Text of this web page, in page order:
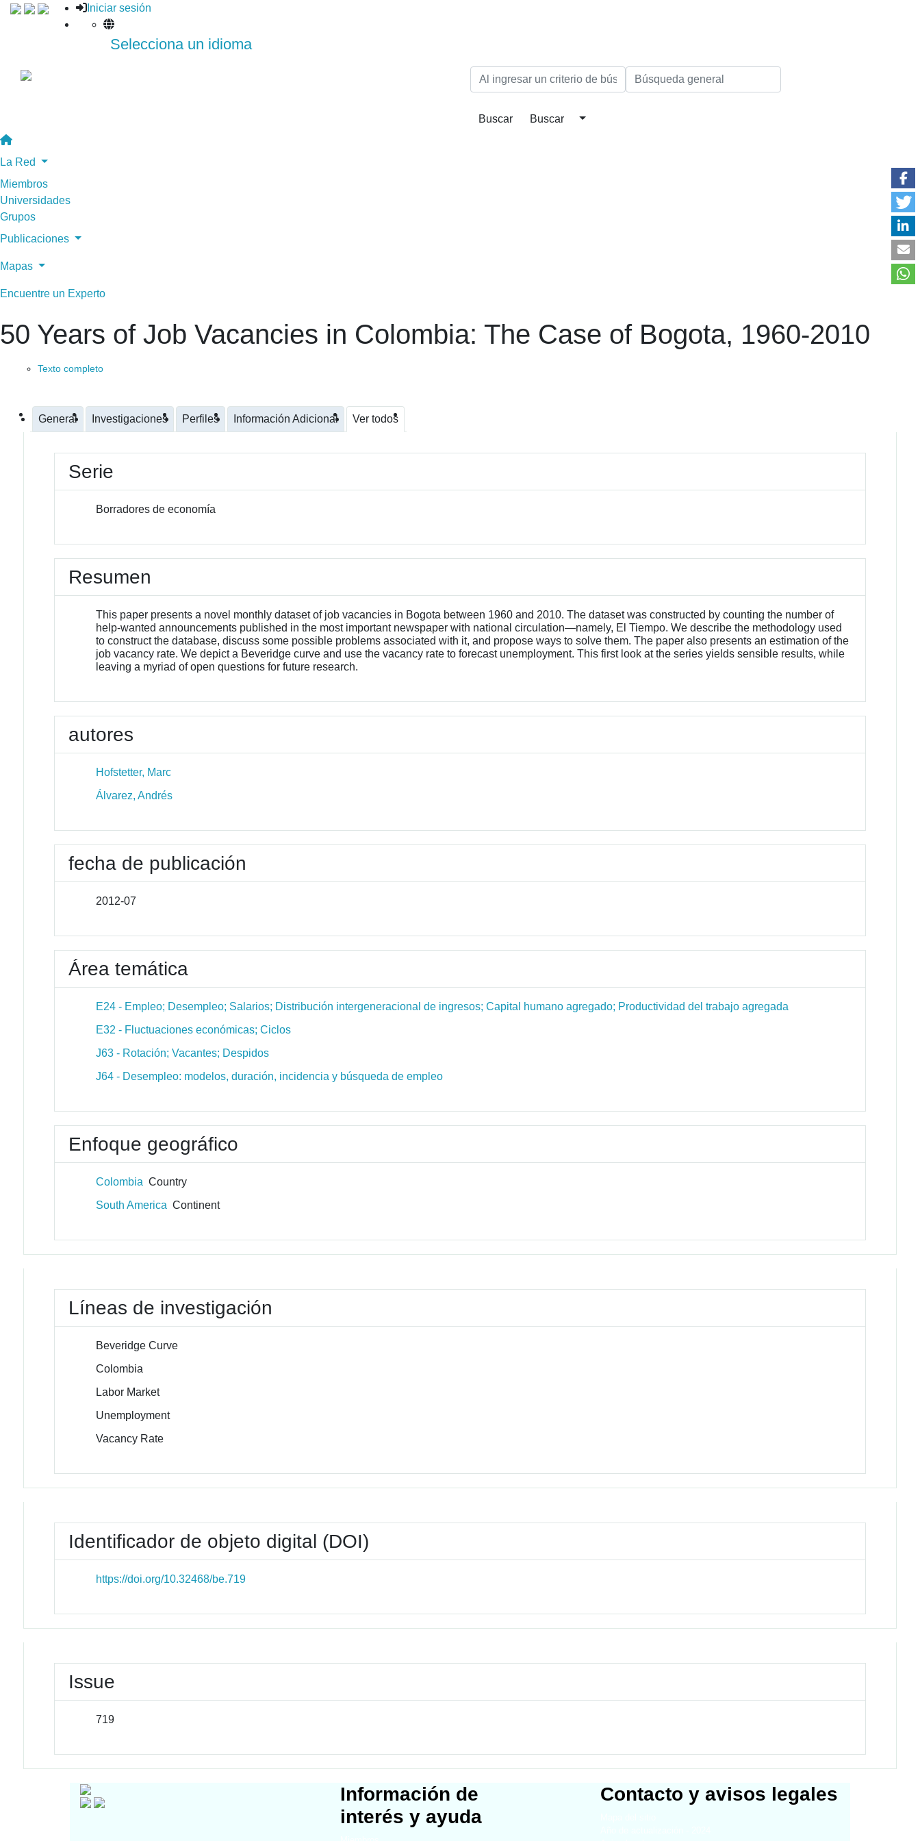
Iniciar sesión
Selecciona un idioma
La Red
Miembros
Universidades
Grupos
Publicaciones
Mapas
Encuentre un Experto
50 Years of Job Vacancies in Colombia: The Case of Bogota, 1960-2010
Texto completo
General Investigaciones Perfiles Información Adicional Ver todos
Serie
Borradores de economía
Resumen
This paper presents a novel monthly dataset of job vacancies in Bogota between 1960 and 2010. The dataset was constructed by counting the number of
help-wanted announcements published in the most important newspaper with national circulation—namely, El Tiempo. We describe the methodology used
to construct the database, discuss some possible problems associated with it, and propose ways to solve them. The paper also presents an estimation of the
job vacancy rate. We depict a Beveridge curve and use the vacancy rate to forecast unemployment. This first look at the series yields sensible results, while
leaving a myriad of open questions for future research.
autores
Hofstetter, Marc
Álvarez, Andrés
fecha de publicación
2012-07
Área temática
E24 - Empleo; Desempleo; Salarios; Distribución intergeneracional de ingresos; Capital humano agregado; Productividad del trabajo agregada
E32 - Fluctuaciones económicas; Ciclos
J63 - Rotación; Vacantes; Despidos
J64 - Desempleo: modelos, duración, incidencia y búsqueda de empleo
Enfoque geográfico
Colombia Country
South America Continent
Líneas de investigación
Beveridge Curve
Colombia
Labor Market
Unemployment
Vacancy Rate
Identificador de objeto digital (DOI)
https://doi.org/10.32468/be.719
Issue
719
Información de
interés y ayuda
Contacto y avisos legales